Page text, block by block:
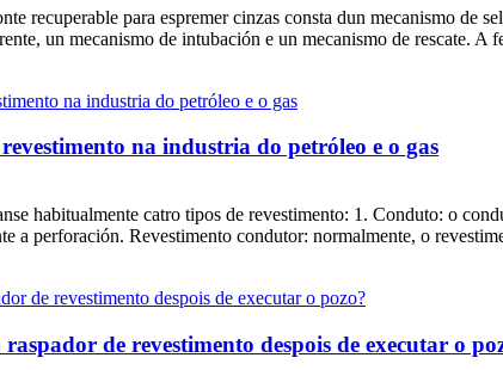
recuperable para espremer cinzas consta dun mecanismo de
un mecanismo de intubación e un mecanismo de rescate. A
na industria do petróleo e o gas
habitualmente catro tipos de revestimento: 1. Conduto: o
a perforación. Revestimento condutor: normalmente, o
de revestimento despois de executar o